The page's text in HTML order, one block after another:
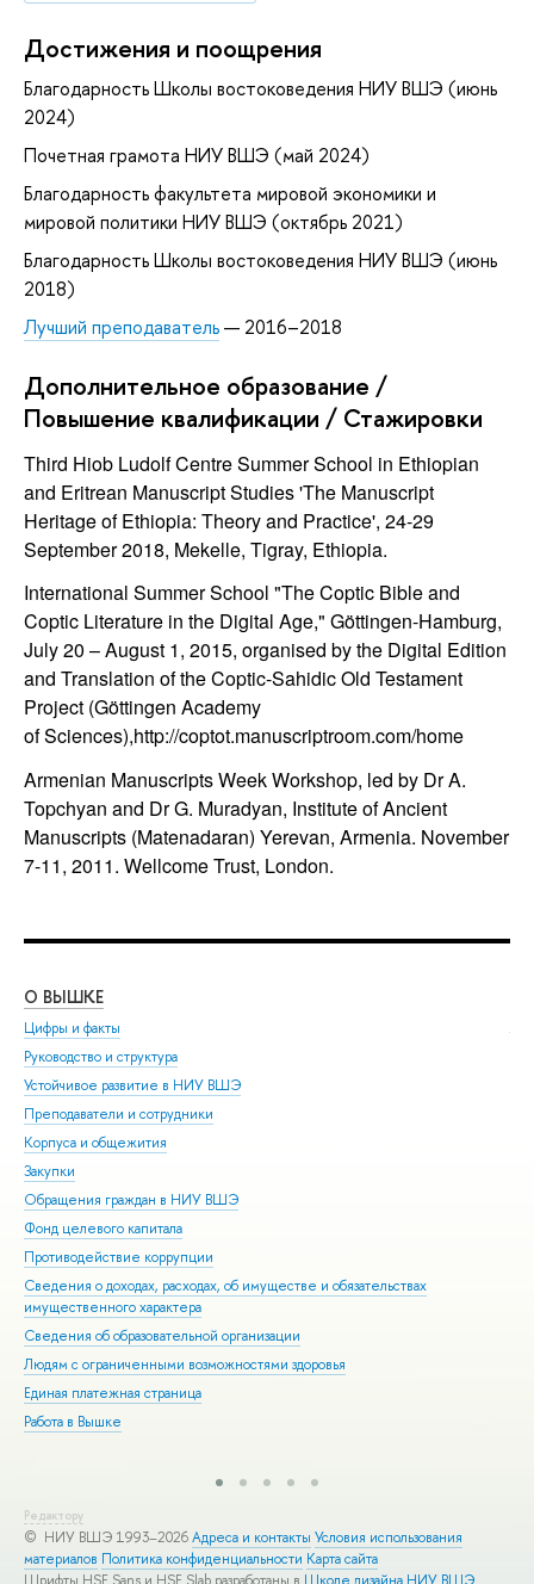
Достижения и поощрения
Благодарность Школы востоковедения НИУ ВШЭ (июнь
2024)
Почетная грамота НИУ ВШЭ (май 2024)
Благодарность факультета мировой экономики и
мировой политики НИУ ВШЭ (октябрь 2021)
Благодарность Школы востоковедения НИУ ВШЭ (июнь
2018)
Лучший преподаватель— 2016–2018
Дополнительное образование /
Повышение квалификации / Стажировки
Third Hiob Ludolf Centre Summer School in Ethiopian
and Eritrean Manuscript Studies 'The Manuscript
Heritage of Ethiopia: Theory and Practice', 24-29
September 2018, Mekelle, Tigray, Ethiopia.
International Summer School "The Coptic Bible and
Coptic Literature in the Digital Age," Göttingen-Hamburg,
July 20 – August 1, 2015, organised by the Digital Edition
and Translation of the Coptic-Sahidic Old Testament
Project (Göttingen Academy
of Sciences),http://coptot.manuscriptroom.com/home
Armenian Manuscripts Week Workshop, led by Dr A.
Topchyan and Dr G. Muradyan, Institute of Ancient
Manuscripts (Matenadaran) Yerevan, Armenia. November
7-11, 2011. Wellcome Trust, London.
О ВЫШКЕ
Цифры и факты
Руководство и структура
Устойчивое развитие в НИУ ВШЭ
Преподаватели и сотрудники
Корпуса и общежития
Закупки
Обращения граждан в НИУ ВШЭ
Фонд целевого капитала
Противодействие коррупции
Сведения о доходах, расходах, об имуществе и обязательствах
имущественного характера
Сведения об образовательной организации
Людям с ограниченными возможностями здоровья
Единая платежная страница
Работа в Вышке
Редактору
© НИУ ВШЭ 1993–2026Адреса и контакты Условия использования
материалов Политика конфиденциальности Карта сайта